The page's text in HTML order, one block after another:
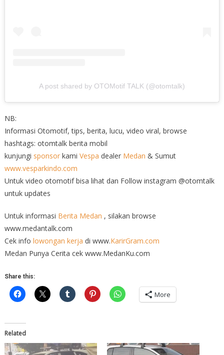
A post shared by OTOMotif TALK (@otomtalk)
NB:
Informasi Otomotif, tips, berita, lucu, video viral, browse
hashtags: otomtalk berita mobil
kunjungi sponsorkami Vespa dealer Medan & Sumut
www.vesparkindo.com
Untuk video otomotif bisa lihat dan Follow instagram @otomtalk
untuk updates
Untuk informasi Berita Medan , silakan browse
www.medantalk.com
Cek info lowongan kerja di www.KarirGram.com
Medan Punya Cerita cek www.MedanKu.com
Share this:
More
Related